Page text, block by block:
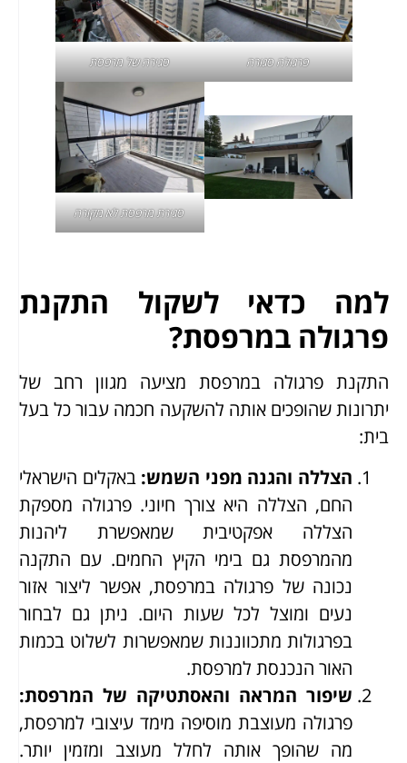
פרגולה סגורה סגירה של מרפסת
סגירת מרפסת לא מקורה
למה כדאי לשקול התקנת
פרגולה במרפסת?
התקנת פרגולה במרפסת מציעה מגוון רחב של
יתרונות שהופכים אותה להשקעה חכמה עבור כל בעל
בית:
הצללה והגנה מפני השמש: באקלים הישראלי
החם, הצללה היא צורך חיוני. פרגולה מספקת
הצללה אפקטיבית שמאפשרת ליהנות
מהמרפסת גם בימי הקיץ החמים. עם התקנה
נכונה של פרגולה במרפסת, אפשר ליצור אזור
נעים ומוצל לכל שעות היום. ניתן גם לבחור
בפרגולות מתכווננות שמאפשרות לשלוט בכמות
האור הנכנסת למרפסת.
שיפור המראה והאסתטיקה של המרפסת:
פרגולה מעוצבת מוסיפה מימד עיצובי למרפסת,
מה שהופך אותה לחלל מעוצב ומזמין יותר.